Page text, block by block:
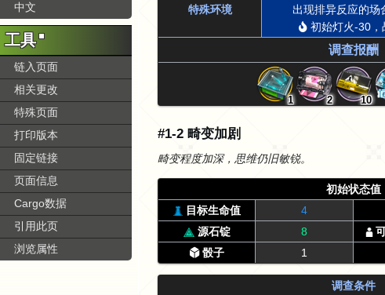
特殊环境
出现排异反应的场
初始灯火-30，
调查报酬
1 2 10
#1-2 畸变加剧
畸变程度加深，思维仍旧敏锐。
初始状态值
目标生命值
4
源石锭
8
骰子
1
调查条件
中文
工具
链入页面
相关更改
特殊页面
打印版本
固定链接
页面信息
Cargo数据
引用此页
浏览属性